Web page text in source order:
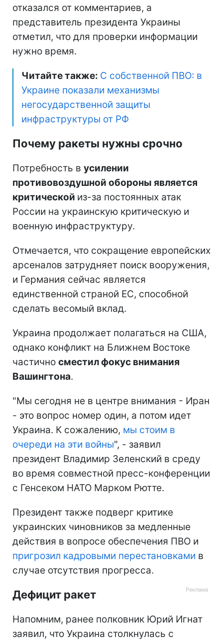
отказался от комментариев, а
представитель президента Украины
отметил, что для проверки информации
нужно время.
Читайте также: С собственной ПВО: в
Украине показали механизмы
негосударственной защиты
инфраструктуры от РФ
Почему ракеты нужны срочно
Потребность в усилении
противовоздушной обороны является
критической из-за постоянных атак
России на украинскую критическую и
военную инфраструктуру.
Отмечается, что сокращение европейских
арсеналов затрудняет поиск вооружения,
и Германия сейчас является
единственной страной ЕС, способной
сделать весомый вклад.
Украина продолжает полагаться на США,
однако конфликт на Ближнем Востоке
частично сместил фокус внимания
Вашингтона.
"Мы сегодня не в центре внимания - Иран
- это вопрос номер один, а потом идет
Украина. К сожалению, мы стоим в
очереди на эти войны", - заявил
президент Владимир Зеленский в среду
во время совместной пресс-конференции
с Генсеком НАТО Марком Рютте.
Президент также подверг критике
украинских чиновников за медленные
действия в вопросе обеспечения ПВО и
пригрозил кадровыми перестановками в
случае отсутствия прогресса.
Дефицит ракет
Напомним, ранее полковник Юрий Игнат
заявил, что Украина столкнулась с